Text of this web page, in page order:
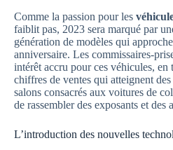
Comme la passion pour les
faiblit pas, 2023 sera marqué par
génération de modèles qui
anniversaire. Les commissaires-
intérêt accru pour ces véhicules, en
chiffres de ventes qui atteignent
salons consacrés aux voitures de
de rassembler des exposants et des
L’introduction des nouvelles